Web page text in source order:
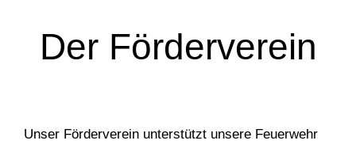
Der Förderverein
Unser Förderverein unterstützt unsere Feuerwehr